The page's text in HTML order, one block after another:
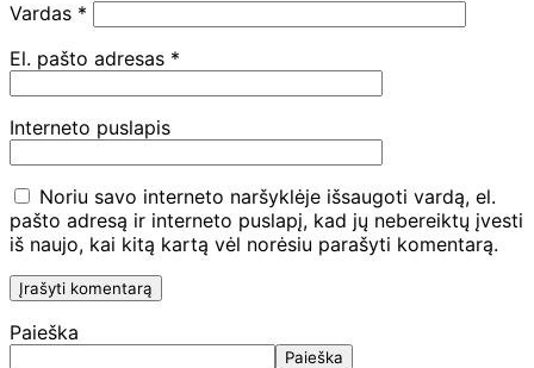
Vardas *
El. pašto adresas *
Interneto puslapis
Noriu savo interneto naršyklėje išsaugoti vardą, el.
pašto adresą ir interneto puslapį, kad jų nebereiktų įvesti
iš naujo, kai kitą kartą vėl norėsiu parašyti komentarą.
Paieška
Paieška